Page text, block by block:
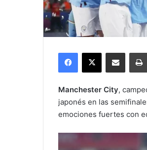
Facebook
X Compartir por correo
Manchester City,
japonés en las
emociones fuertes con